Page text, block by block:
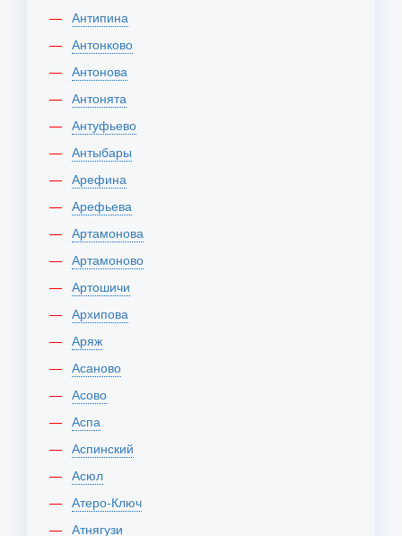
Антипина
Антонково
Антонова
Антонята
Антуфьево
Антыбары
Арефина
Арефьева
Артамонова
Артамоново
Артошичи
Архипова
Аряж
Асаново
Асово
Аспа
Аспинский
Асюл
Атеро-Ключ
Атнягузи